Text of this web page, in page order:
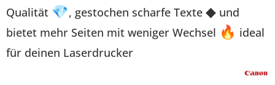
Qualität 💎, gestochen scharfe Texte ◆ und
bietet mehr Seiten mit weniger Wechsel 🔥 ideal
für deinen Laserdrucker